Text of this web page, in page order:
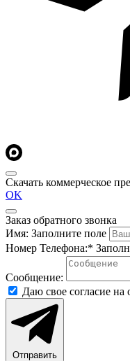
Скачать коммерческое
OK
Заказ обратного звонка
Имя: Заполните поле
Номер Телефона:*
Сообщение:
Даю свое согласие на
Отправить